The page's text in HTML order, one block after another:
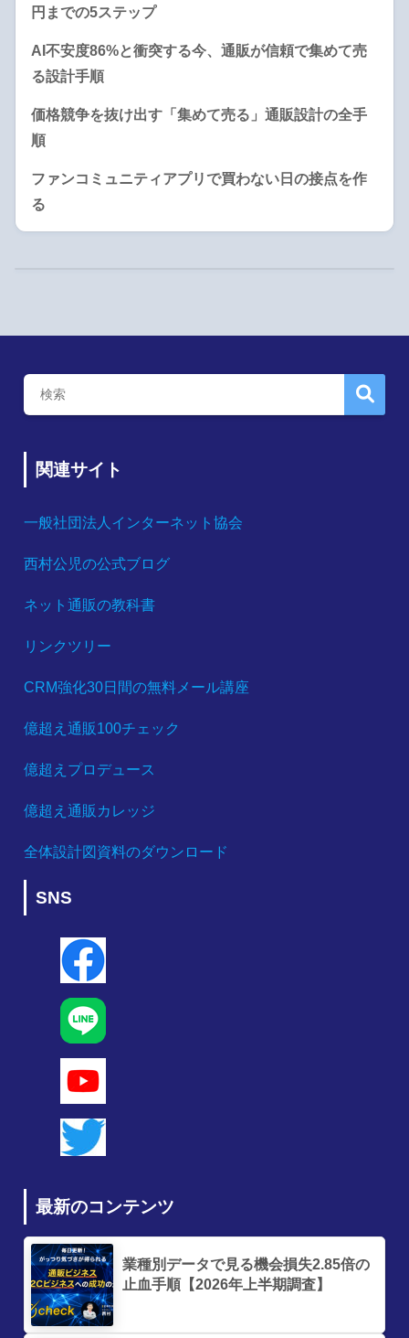
円までの5ステップ
AI不安度86%と衝突する今、通販が信頼で集めて売
る設計手順
価格競争を抜け出す「集めて売る」通販設計の全手
順
ファンコミュニティアプリで買わない日の接点を作
る
関連サイト
一般社団法人インターネット協会
西村公児の公式ブログ
ネット通販の教科書
リンクツリー
CRM強化30日間の無料メール講座
億超え通販100チェック
億超えプロデュース
億超え通販カレッジ
全体設計図資料のダウンロード
SNS
最新のコンテンツ
業種別データで見る機会損失2.85倍の
止血手順【2026年上半期調査】